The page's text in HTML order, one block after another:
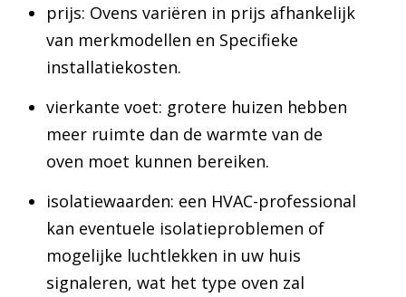
prijs: Ovens variëren in prijs afhankelijk
van merkmodellen en Specifieke
installatiekosten.
vierkante voet: grotere huizen hebben
meer ruimte dan de warmte van de
oven moet kunnen bereiken.
isolatiewaarden: een HVAC-professional
kan eventuele isolatieproblemen of
mogelijke luchtlekken in uw huis
signaleren, wat het type oven zal